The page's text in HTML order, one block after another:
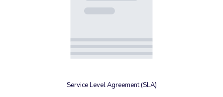
Service Level Agreement (SLA)